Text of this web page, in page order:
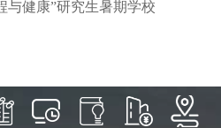
与健康”研究生暑期学校